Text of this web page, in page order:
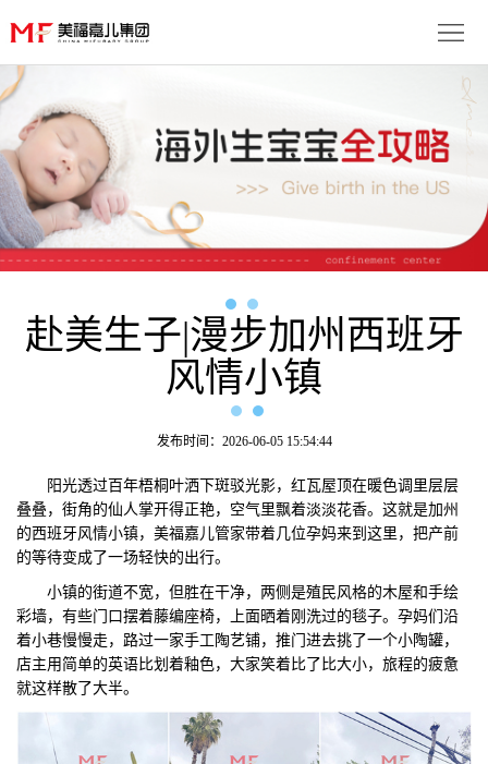
子
优
势
服
务
流
月
子
成
们
评
聚
合
赴美生子|漫步加州西班牙
风情小镇
发布时间：2026-06-05 15:54:44
阳光透过百年梧桐叶洒下斑驳光影，红瓦屋顶在暖色调里层层
叠叠，街角的仙人掌开得正艳，空气里飘着淡淡花香。这就是加州
的西班牙风情小镇，美福嘉儿管家带着几位孕妈来到这里，把产前
的等待变成了一场轻快的出行。
小镇的街道不宽，但胜在干净，两侧是殖民风格的木屋和手绘
彩墙，有些门口摆着藤编座椅，上面晒着刚洗过的毯子。孕妈们沿
着小巷慢慢走，路过一家手工陶艺铺，推门进去挑了一个小陶罐，
店主用简单的英语比划着釉色，大家笑着比了比大小，旅程的疲惫
就这样散了大半。